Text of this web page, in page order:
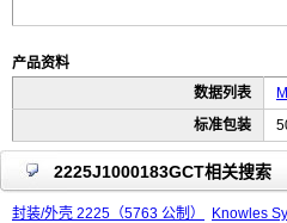
产品资料
数据列表
标准包装
2225J1000183GCT相关搜索
封装/外壳 2225（5763 公制） Knowles